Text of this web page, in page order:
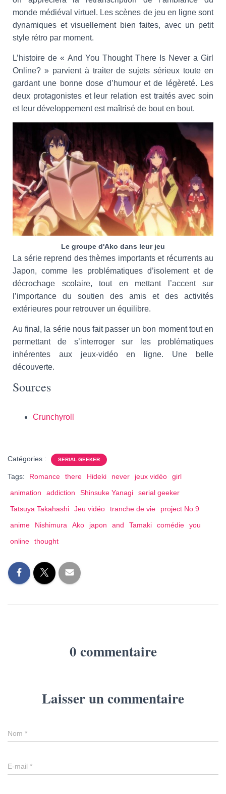
monde médiéval virtuel. Les scènes de jeu en ligne sont
dynamiques et visuellement bien faites, avec un petit
style rétro par moment.
L’histoire de « And You Thought There Is Never a Girl
Online? » parvient à traiter de sujets sérieux toute en
gardant une bonne dose d’humour et de légèreté. Les
deux protagonistes et leur relation est traités avec soin
et leur développement est maîtrisé de bout en bout.
Le groupe d'Ako dans leur jeu
La série reprend des thèmes importants et récurrents au
Japon, comme les problématiques d’isolement et de
décrochage scolaire, tout en mettant l’accent sur
l’importance du soutien des amis et des activités
extérieures pour retrouver un équilibre.
Au final, la série nous fait passer un bon moment tout en
permettant de s’interroger sur les problématiques
inhérentes aux jeux-vidéo en ligne. Une belle
découverte.
Sources
Crunchyroll
Catégories : SERIAL GEEKER
Tags: Romance there Hideki never jeux vidéo
girl
animation
addiction Shinsuke Yanagi
serial geeker
Tatsuya Takahashi
Jeu vidéo tranche de vie
project No.9
anime
Nishimura Ako japon and Tamaki comédie
you
online
thought
0 commentaire
Laisser un commentaire
Nom *
E-mail *